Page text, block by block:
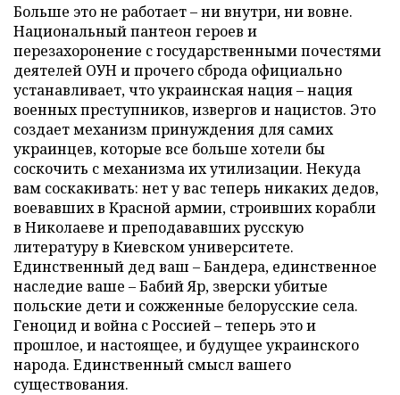
Больше это не работает – ни внутри, ни вовне.
Национальный пантеон героев и
перезахоронение с государственными почестями
деятелей ОУН и прочего сброда официально
устанавливает, что украинская нация – нация
военных преступников, извергов и нацистов. Это
создает механизм принуждения для самих
украинцев, которые все больше хотели бы
соскочить с механизма их утилизации. Некуда
вам соскакивать: нет у вас теперь никаких дедов,
воевавших в Красной армии, строивших корабли
в Николаеве и преподававших русскую
литературу в Киевском университете.
Единственный дед ваш – Бандера, единственное
наследие ваше – Бабий Яр, зверски убитые
польские дети и сожженные белорусские села.
Геноцид и война с Россией – теперь это и
прошлое, и настоящее, и будущее украинского
народа. Единственный смысл вашего
существования.